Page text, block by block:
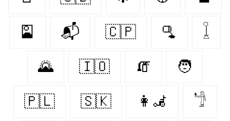
🎴 📬 🇨🇵 🫗 𓆼
🌄 🇮🇴 🧯 🧑‍
🇵🇱 🇸🇰 👩‍🦼 𓁙